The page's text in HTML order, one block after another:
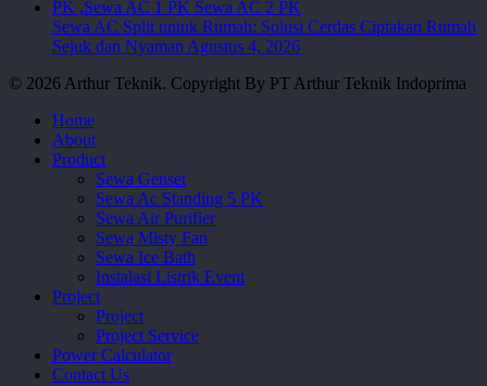
Sewa AC Split untuk Rumah: Solusi Cerdas Ciptakan Rumah
Sejuk dan Nyaman Agustus 4, 2026
© 2026 Arthur Teknik. Copyright By PT Arthur Teknik Indoprima
Close
Menu
Home
About
Product
Sewa Genset
Sewa Ac Standing 5 PK
Sewa Air Purifier
Sewa Misty Fan
Sewa Ice Bath
Instalasi Listrik Event
Project
Project
Project Service
Power Calculator
Contact Us